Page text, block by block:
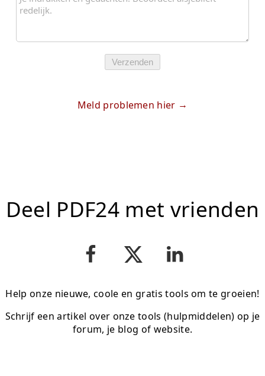
Verzenden
Meld problemen hier
Deel PDF24 met vrienden
Help onze nieuwe, coole en gratis tools om te groeien!
Schrijf een artikel over onze tools (hulpmiddelen) op je
forum, je blog of website.